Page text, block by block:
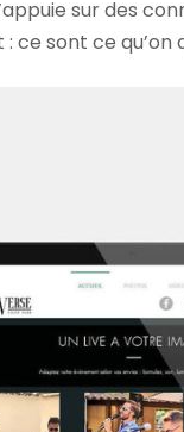
sur des
ce sont ce qu’on